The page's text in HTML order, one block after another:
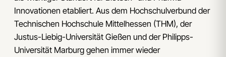
Innovationen etabliert. Aus dem Hochschulverbund der
Technischen Hochschule Mittelhessen (THM), der
Justus-Liebig-Universität Gießen und der Philipps-
Universität Marburg gehen immer wieder